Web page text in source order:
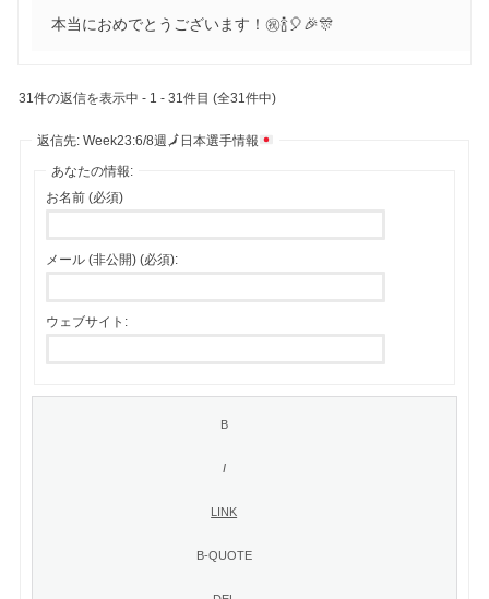
本当におめでとうございます！㊗️🍾🎈🎉🎊
31件の返信を表示中 - 1 - 31件目 (全31件中)
返信先: Week23:6/8週🗾 日本選手情報
あなたの情報:
お名前 (必須)
メール (非公開) (必須):
ウェブサイト: